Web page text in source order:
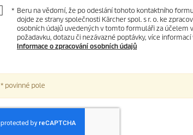
* Beru na vědomí, že po odeslání tohoto kontaktního
dojde ze strany společnosti Kärcher spol. s r. o. ke
osobních údajů uvedených v tomto formuláři za účelem
požadavku, dotazu či nezávazné poptávky, více informací
Informace o zpracování osobních údajů
* povinné pole